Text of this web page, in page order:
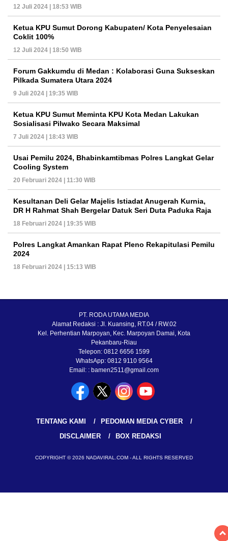
12 Juli 2024 | 18:53 WIB
Ketua KPU Sumut Dorong Kabupaten/ Kota Penyelesaian
Coklit 100%
12 Juli 2024 | 18:50 WIB
Forum Gakkumdu di Medan : Kolaborasi Guna Sukseskan
Pilkada Sumatera Utara 2024
9 Juli 2024 | 19:35 WIB
Ketua KPU Sumut Meminta KPU Kota Medan Lakukan
Sosialisasi Pilwako Secara Maksimal
7 Juli 2024 | 18:43 WIB
Usai Pemilu 2024, Bhabinkamtibmas Polres Langkat Gelar
Cooling System
20 Februari 2024 | 11:30 WIB
Kesultanan Deli Gelar Majelis Istiadat Anugerah Kurnia,
DR H Rahmat Shah Bergelar Datuk Seri Duta Paduka Raja
18 Februari 2024 | 19:35 WIB
Polres Langkat Amankan Rapat Pleno Rekapitulasi Pemilu
2024
18 Februari 2024 | 15:13 WIB
PT. RODA UTAMA MEDIA
Alamat Redaksi : Jl. Kuansing, RT.04 / RW.02
Kel. Perhentian Marpoyan, Kec. Marpoyan Damai, Kota
Pekanbaru-Riau
Telepon: 0812 6656 1599
WhatsApp: 0812 9110 9564
Email: : bamen2511@gmail.com
TENTANG KAMI
PEDOMAN MEDIA CYBER
DISCLAIMER
BOX REDAKSI
COPYRIGHT © 2026 NADAVIRAL.COM - ALL RIGHTS RESERVED